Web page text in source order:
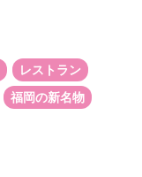
レストラン
福岡の新名物